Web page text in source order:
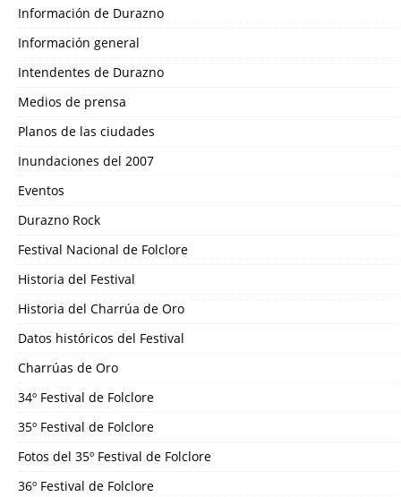
Información de Durazno
Información general
Intendentes de Durazno
Medios de prensa
Planos de las ciudades
Inundaciones del 2007
Eventos
Durazno Rock
Festival Nacional de Folclore
Historia del Festival
Historia del Charrúa de Oro
Datos históricos del Festival
Charrúas de Oro
34º Festival de Folclore
35º Festival de Folclore
Fotos del 35º Festival de Folclore
36º Festival de Folclore